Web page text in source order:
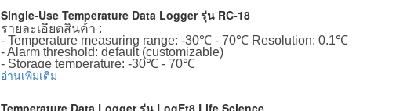
Single-Use Temperature Data Logger รุ่น RC-18
รายละเอียดสินค้า :
- Temperature measuring range: -30℃ - 70℃ Resolution: 0.1℃
- Alarm threshold: default (customizable)
- Storage temperature: -30℃ - 70℃
- Data interface: USB2.0
อ่านเพิ่มเติม